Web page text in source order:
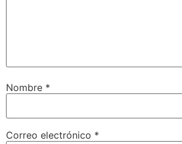
Nombre *
Correo electrónico *